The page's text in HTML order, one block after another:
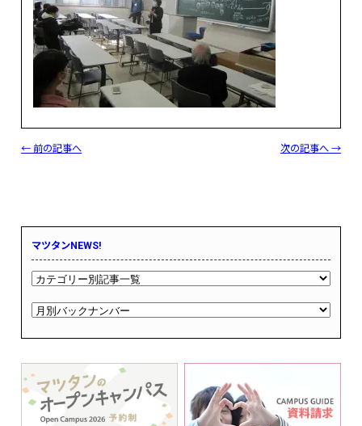
← 前の記事へ 次の記事へ →
マツタンNEWS!